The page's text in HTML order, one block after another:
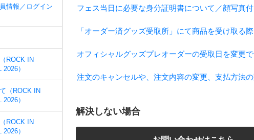
情報／ログイン
ROCK IN
）
（ROCK IN
）
ROCK IN
）
フェス当日に必要な身分証明書について／顔写真
「オーダー済グッズ受取所」にて商品を受け取る
オフィシャルグッズプレオーダーの受取日を変更
注文のキャンセルや、注文内容の変更、支払方法
解決しない場合